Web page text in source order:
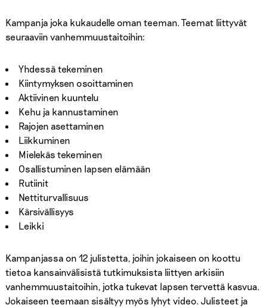
Kampanja joka kukaudelle oman teeman. Teemat liittyvät
seuraaviin vanhemmuustaitoihin:
Yhdessä tekeminen
Kiintymyksen osoittaminen
Aktiivinen kuuntelu
Kehu ja kannustaminen
Rajojen asettaminen
Liikkuminen
Mielekäs tekeminen
Osallistuminen lapsen elämään
Rutiinit
Nettiturvallisuus
Kärsivällisyys
Leikki
Kampanjassa on 12 julistetta, joihin jokaiseen on koottu
tietoa kansainvälisistä tutkimuksista liittyen arkisiin
vanhemmuustaitoihin, jotka tukevat lapsen tervettä kasvua.
Jokaiseen teemaan sisältyy myös lyhyt video. Julisteet ja